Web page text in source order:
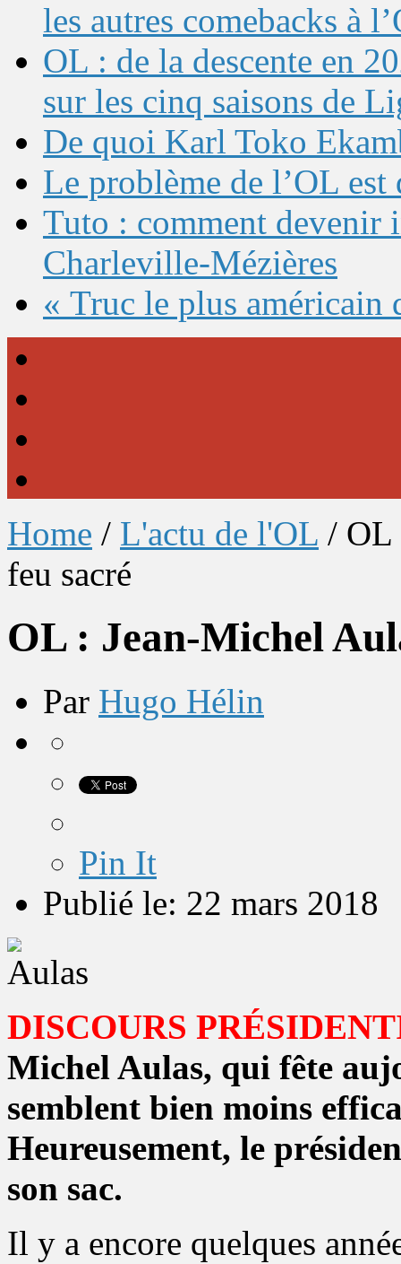
les autres comebacks à
OL : de la descente en
sur les cinq saisons de
De quoi Karl Toko
Le problème de l’OL
Tuto : comment devenir
Charleville-Mézières
« Truc le plus américain
Home / L'actu de l'OL / OL
feu sacré
OL : Jean-Michel
Par Hugo Hélin
Pin It
Publié le: 22 mars 2018
DISCOURS
Michel Aulas, qui fête
semblent bien moins
Heureusement, le
son sac.
Il y a encore quelques